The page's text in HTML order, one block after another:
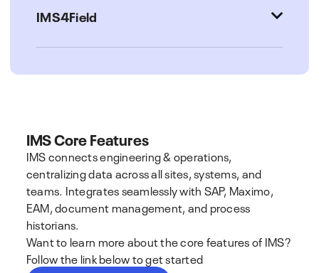
IMS4Field
IMS Core Features
IMS connects engineering & operations,
centralizing data across all sites, systems, and
teams. Integrates seamlessly with SAP, Maximo,
EAM, document management, and process
historians​.
Want to learn more about the core features of IMS?
Follow the link below to get started